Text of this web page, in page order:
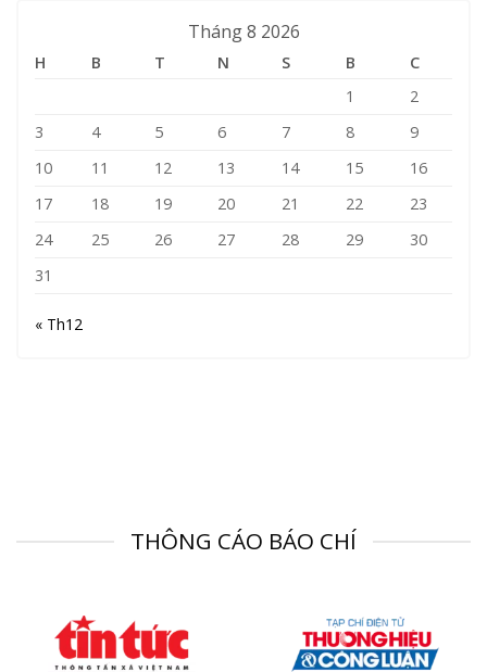
Tháng 8 2026
H B T N S B
C
1
2
3
4 5 6 7 8
9
10
11 12 13 14 15
16
17
18 19 20 21 22
23
24
25 26 27 28 29
30
31
« Th12
THÔNG CÁO BÁO CHÍ